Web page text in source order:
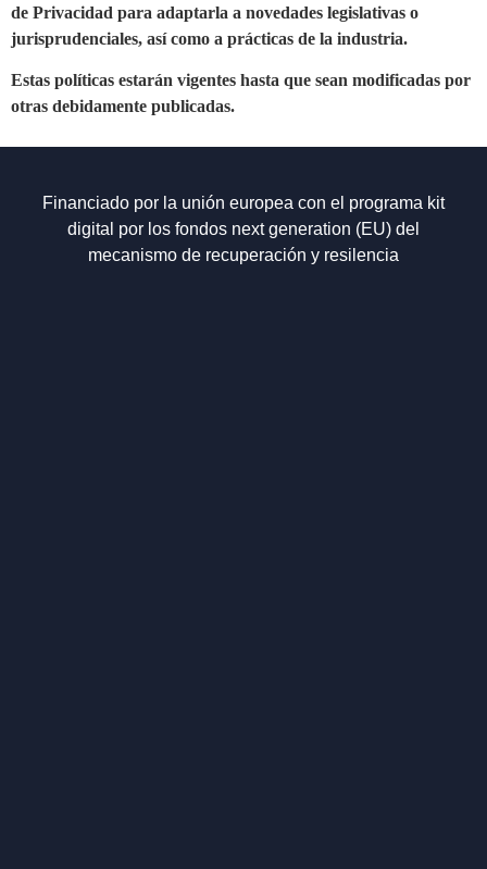
de Privacidad para adaptarla a novedades legislativas o
jurisprudenciales, así como a prácticas de la industria.
Estas políticas estarán vigentes hasta que sean modificadas por
otras debidamente publicadas.
Financiado por la unión europea con el programa kit
digital por los fondos next generation (EU) del
mecanismo de recuperación y resilencia